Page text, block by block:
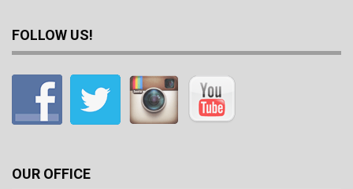
FOLLOW US!
OUR OFFICE